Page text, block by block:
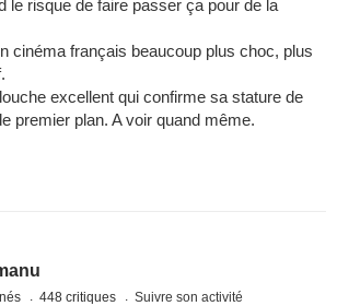
le risque de faire passer ça pour de la
cinéma français beaucoup plus choc, plus
excellent qui confirme sa stature de
premier plan. A voir quand même.
448 critiques Suivre son activité